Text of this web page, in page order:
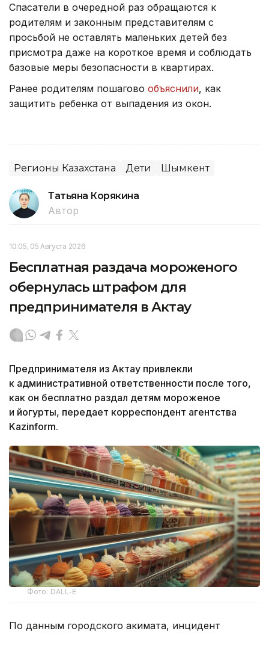
Спасатели в очередной раз обращаются к
родителям и законным представителям с
просьбой не оставлять маленьких детей без
присмотра даже на короткое время и соблюдать
базовые меры безопасности в квартирах.
Ранее родителям пошагово объяснили, как
защитить ребенка от выпадения из окон.
Регионы Казахстана Дети Шымкент
Татьяна Корякина
Автор
10:05, 05 Августа 2026
Бесплатная раздача мороженого
обернулась штрафом для
предпринимателя в Актау
Предпринимателя из Актау привлекли
к административной ответственности после того,
как он бесплатно раздал детям мороженое
и йогурты, передает корреспондент агентства
Kazinform.
Фото: DALL-E
По данным городского акимата, инцидент